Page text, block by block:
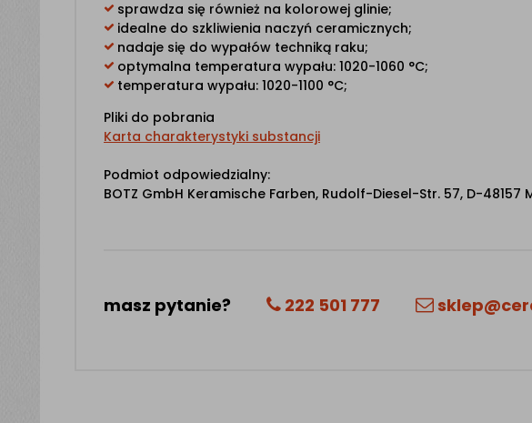
sprawdza się również na kolorowej glinie;
idealne do szkliwienia naczyń ceramicznych;
nadaje się do wypałów techniką raku;
optymalna temperatura wypału: 1020-1060 °C;
temperatura wypału: 1020-1100 °C;
Pliki do pobrania
Karta charakterystyki substancji
Podmiot odpowiedzialny:
BOTZ GmbH Keramische Farben, Rudolf-Diesel-Str. 57, D-
masz pytanie? 222 501 777